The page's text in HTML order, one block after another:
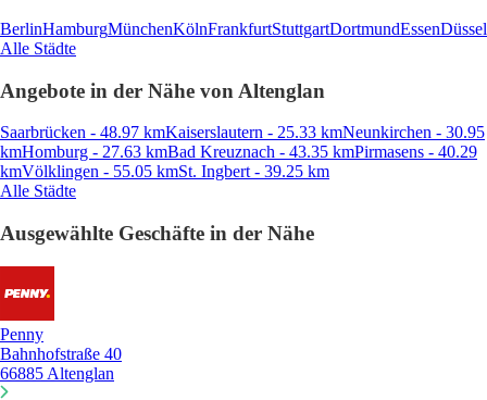
BerlinHamburgMünchenKölnFrankfurtStuttgartDortmundEssen
Alle Städte
Angebote in der Nähe von Altenglan
Saarbrücken - 48.97 kmKaiserslautern - 25.33 kmNeunkirchen - 30.95
kmHomburg - 27.63 kmBad Kreuznach - 43.35 kmPirmasens - 40.29
kmVölklingen - 55.05 kmSt. Ingbert - 39.25 km
Alle Städte
Ausgewählte Geschäfte in der Nähe
Penny
Bahnhofstraße 40
66885 Altenglan